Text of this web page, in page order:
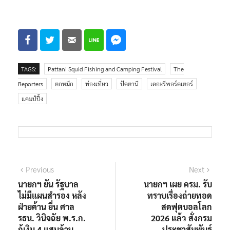
TAGS: Pattani Squid Fishing and Camping Festival
The
Reporters
ตกหมึก ท่องเที่ยว ปัตตานี
เดอะรีพอร์ตเตอร์
แคมป์ปิ้ง
แนะแนว
เรื่อง
PreviousPrevious
post:
นายกฯ ยัน รัฐบาล
ไม่มีแผนสำรอง หลัง
ฝ่ายค้าน ยื่น ศาล
รธน. วินิจฉัย พ.ร.ก.
Next
post:
นายกฯ เผย ครม. รับ
ทราบเรื่องถ่ายทอด
สดฟุตบอลโลก
2026 แล้ว สั่งกรม